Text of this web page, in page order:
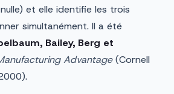
et elle identifie les trois
simultanément. Il a été
Bailey, Berg et
Advantage(Cornell